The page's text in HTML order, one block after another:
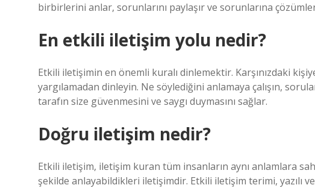
birbirlerini anlar, sorunlarını paylaşır ve sorunlarına
En etkili iletişim yolu nedir?
Etkili iletişimin en önemli kuralı dinlemektir. Karşınızdaki
yargılamadan dinleyin. Ne söylediğini anlamaya çalışın,
tarafın size güvenmesini ve saygı duymasını sağlar.
Doğru iletişim nedir?
Etkili iletişim, iletişim kuran tüm insanların aynı anlamlara
şekilde anlayabildikleri iletişimdir. Etkili iletişim terimi, yazılı